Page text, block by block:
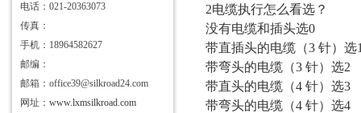
电话：021-20363073
传真：
手机：18964582627
邮编：
邮箱：office39@silkroad24.com
网址： www.lxmsilkroad.com
2电缆执行怎么看选？
没有电缆和插头选0
带直插头的电缆（3 针）选
带弯头的电缆（3 针）选2
带直头的电缆（4 针）选3
带弯头的电缆（4 针）选4